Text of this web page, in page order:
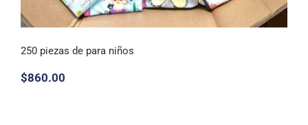
250 piezas de para niños
$860.00